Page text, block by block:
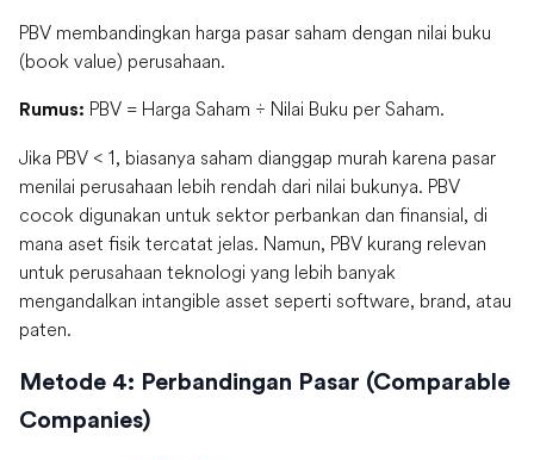
PBV membandingkan harga pasar saham dengan nilai buku
(book value) perusahaan.
Rumus: PBV = Harga Saham ÷ Nilai Buku per Saham.
Jika PBV < 1, biasanya saham dianggap murah karena pasar
menilai perusahaan lebih rendah dari nilai bukunya. PBV
cocok digunakan untuk sektor perbankan dan finansial, di
mana aset fisik tercatat jelas. Namun, PBV kurang relevan
untuk perusahaan teknologi yang lebih banyak
mengandalkan intangible asset seperti software, brand, atau
paten.
Metode 4: Perbandingan Pasar (Comparable
Companies)